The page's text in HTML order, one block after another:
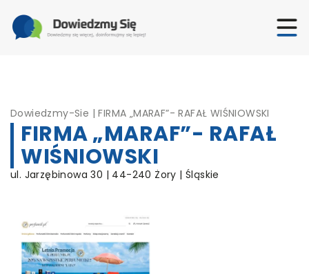
Dowiedzmy-Sie |FIRMA „MARAF”- RAFAŁ WIŚNIOWSKI
FIRMA „MARAF”- RAFAŁ
WIŚNIOWSKI
ul. Jarzębinowa 30 | 44-240 Żory | Śląskie